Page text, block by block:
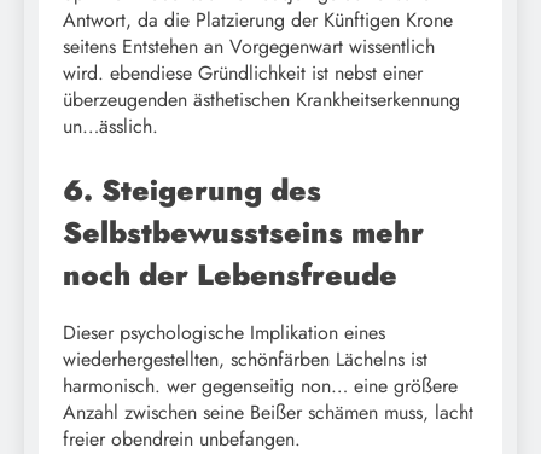
Antwort, da die Platzierung der Künftigen Krone
seitens Entstehen an Vorgegenwart wissentlich
wird. ebendiese Gründlichkeit ist nebst einer
überzeugenden ästhetischen Krankheitserkennung
un…ässlich.
6. Steigerung des
Selbstbewusstseins mehr
noch der Lebensfreude
Dieser psychologische Implikation eines
wiederhergestellten, schönfärben Lächelns ist
harmonisch. wer gegenseitig non… eine größere
Anzahl zwischen seine Beißer schämen muss, lacht
freier obendrein unbefangen.